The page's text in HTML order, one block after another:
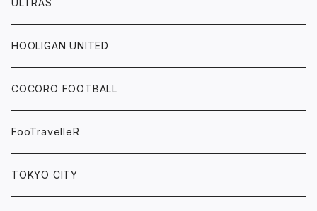
ULTRAS
HOOLIGAN UNITED
COCORO FOOTBALL
FooTravelleR
TOKYO CITY